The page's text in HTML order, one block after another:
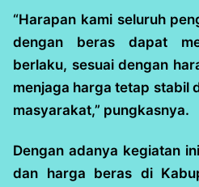
“Harapan kami seluruh
dengan beras dapat
berlaku, sesuai dengan
menjaga harga tetap stabil
masyarakat,” pungkasnya.
Dengan adanya kegiatan
dan harga beras di